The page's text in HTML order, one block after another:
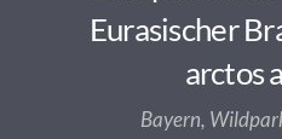
Eurasischer
arctos
Bayern,